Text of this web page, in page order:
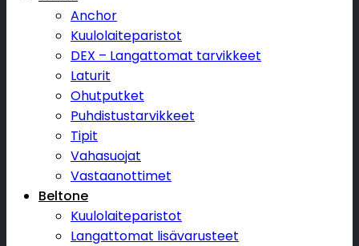
Anchor
Kuulolaiteparistot
DEX – Langattomat tarvikkeet
Laturit
Ohutputket
Puhdistustarvikkeet
Tipit
Vahasuojat
Vastaanottimet
Beltone
Kuulolaiteparistot
Langattomat lisävarusteet